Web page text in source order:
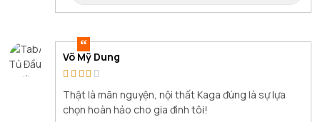
Võ Mỹ Dung
Thật là mãn nguyện, nội thất Kaga đúng là sự lựa
chọn hoàn hảo cho gia đình tôi!